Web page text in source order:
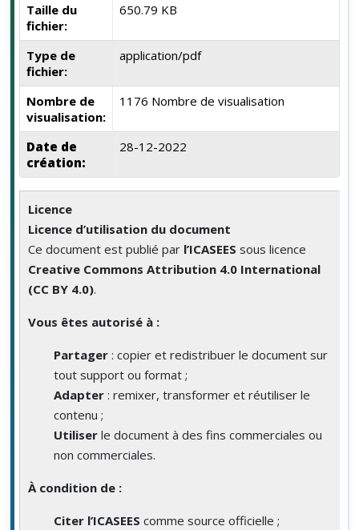
Taille du
fichier:
650.79 KB
Type de
fichier:
application/pdf
Nombre de
visualisation:
1176 Nombre de visualisation
Date de
création:
28-12-2022
Licence
Licence d’utilisation du document
Ce document est publié par l’ICASEES sous licence
Creative Commons Attribution 4.0 International
(CC BY 4.0).
Vous êtes autorisé à :
Partager : copier et redistribuer le document sur
tout support ou format ;
Adapter : remixer, transformer et réutiliser le
contenu ;
Utiliser le document à des fins commerciales ou
non commerciales.
À condition de :
Citer l’ICASEES comme source officielle ;